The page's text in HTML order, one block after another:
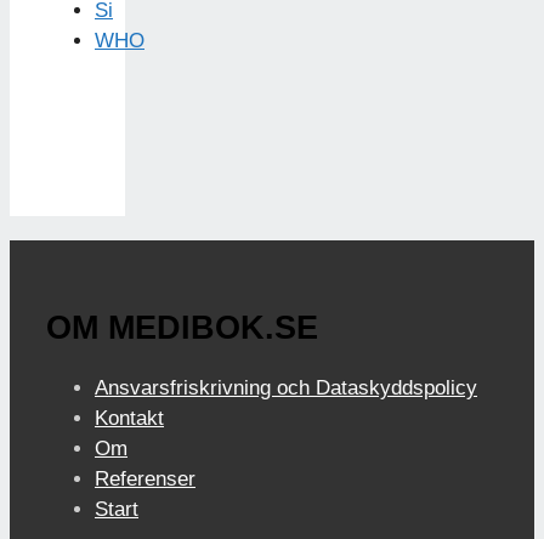
Si
WHO
OM MEDIBOK.SE
Ansvarsfriskrivning och Dataskyddspolicy
Kontakt
Om
Referenser
Start